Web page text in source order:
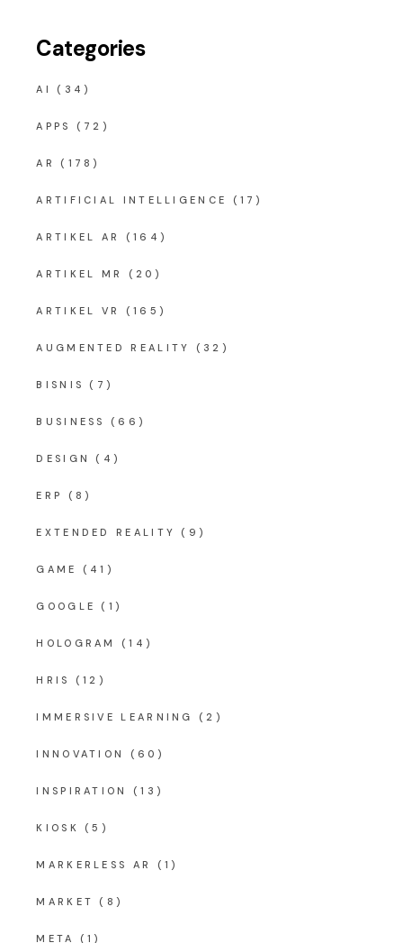
Categories
AI (34)
APPS (72)
AR (178)
ARTIFICIAL INTELLIGENCE (17)
ARTIKEL AR (164)
ARTIKEL MR (20)
ARTIKEL VR (165)
AUGMENTED REALITY (32)
BISNIS (7)
BUSINESS (66)
DESIGN (4)
ERP (8)
EXTENDED REALITY (9)
GAME (41)
GOOGLE (1)
HOLOGRAM (14)
HRIS (12)
IMMERSIVE LEARNING (2)
INNOVATION (60)
INSPIRATION (13)
KIOSK (5)
MARKERLESS AR (1)
MARKET (8)
META (1)